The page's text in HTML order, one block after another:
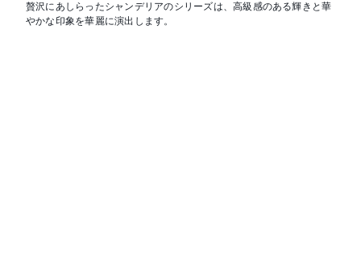
贅沢にあしらったシャンデリアのシリーズは、高級感のある輝きと華
やかな印象を華麗に演出します。